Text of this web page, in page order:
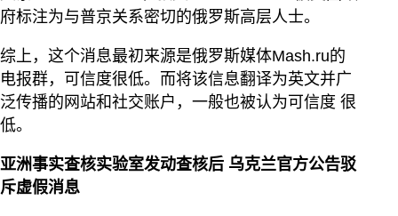
府标注为与普京关系密切的俄罗斯高层人士。
综上，这个消息最初来源是俄罗斯媒体Mash.ru的
电报群，可信度很低。而将该信息翻译为英文并广
泛传播的网站和社交账户，一般也被认为可信度 很
低。
亚洲事实查核实验室发动查核后 乌克兰官方公告驳
斥虚假消息